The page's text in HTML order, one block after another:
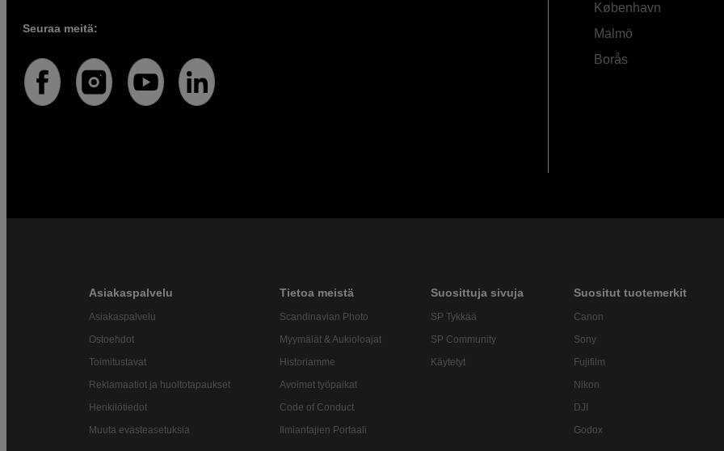
Seuraa meitä:
København
Malmö
Borås
Asiakaspalvelu
Asiakaspalvelu
Ostoehdot
Toimitustavat
Reklamaatiot ja huoltotapaukset
Henkilötiedot
Muuta evästeasetuksia
Tietoa meistä
Scandinavian Photo
Myymälät & Aukioloajat
Historiamme
Avoimet työpaikat
Code of Conduct
Ilmiantajien Portaali
Suosittuja sivuja
SP Tykkää
SP Community
Käytetyt
Suositut tuotemerkit
Canon
Sony
Fujifilm
Nikon
DJI
Godox